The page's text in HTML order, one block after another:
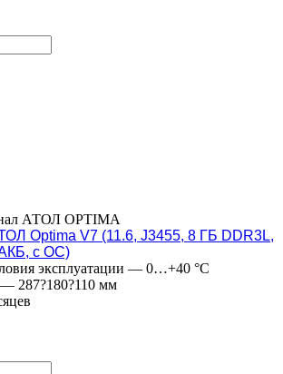
АТОЛ OPTIMA
Optima V7 (11.6, J3455, 8 ГБ DDR3L,
с ОС)
эксплуатации — 0…+40 °C
— 287?180?110 мм